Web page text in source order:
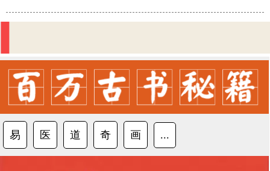
易 医 道 奇 画 ...